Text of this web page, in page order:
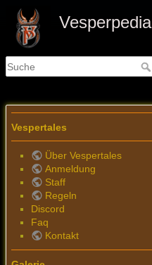
Vesperpedia
Vespertales
Über Vespertales
Anmeldung
Staff
Regeln
Discord
Faq
Kontakt